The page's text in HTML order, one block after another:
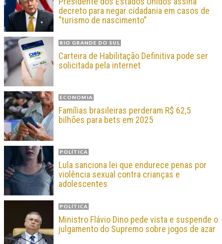
decreto para negar cidadania em casos de
“turismo de nascimento”
RIO GRANDE DO SUL
Carteira de Habilitação Definitiva pode ser
solicitada pela internet
ECONOMIA
Famílias brasileiras perderam R$ 62,5
bilhões para bets em 2025
POLÍTICA
Lula sanciona lei que endurece penas por
violência sexual contra crianças e
adolescentes
POLÍTICA
Ministro Flávio Dino pede vista e suspende o
julgamento do Supremo sobre jogos de azar